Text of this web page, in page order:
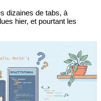
dizaines de tabs, à
hier, et pourtant les